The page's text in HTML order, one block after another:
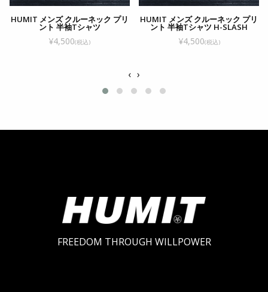
HUMIT メンズ クルーネック プリ
ント 半袖Tシャツ
¥4,500(税込)
HUMIT メンズ クルーネック プリ
ント 半袖Tシャツ H-SLASH
¥4,500(税込)
‹ ›
FREEDOM THROUGH WILLPOWER